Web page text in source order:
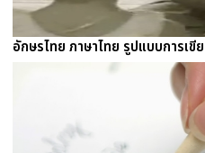
อักษรไทย ภาษาไทย รูปแบบการเ